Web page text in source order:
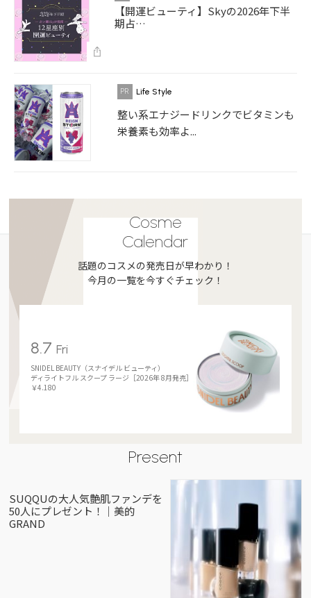
【開運ビューティ】Skyの2026年下半
期占…
Life Style
整い系エナジードリンクでビタミンも
栄養素も効率よ...
Cosme
Calendar
話題のコスメの発売日が早わかり！
今月の一覧を今すぐチェック！
8.7Fri
SNIDEL BEAUTY（スナイデル ビューティ）
ディライトフル スクープ ラージ［2026年 8月発売］
￥4.180
Present
SUQQUの大人気艶肌ファンデを
50人にプレゼント！｜美的
GRAND